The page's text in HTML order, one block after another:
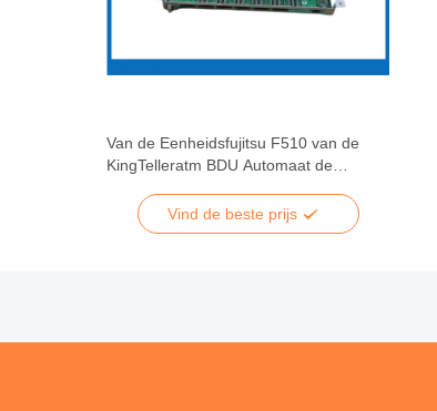
Van de Eenheidsfujitsu F510 van de
KingTelleratm BDU Automaat de
Controleraad ATM
Vind de beste prijs